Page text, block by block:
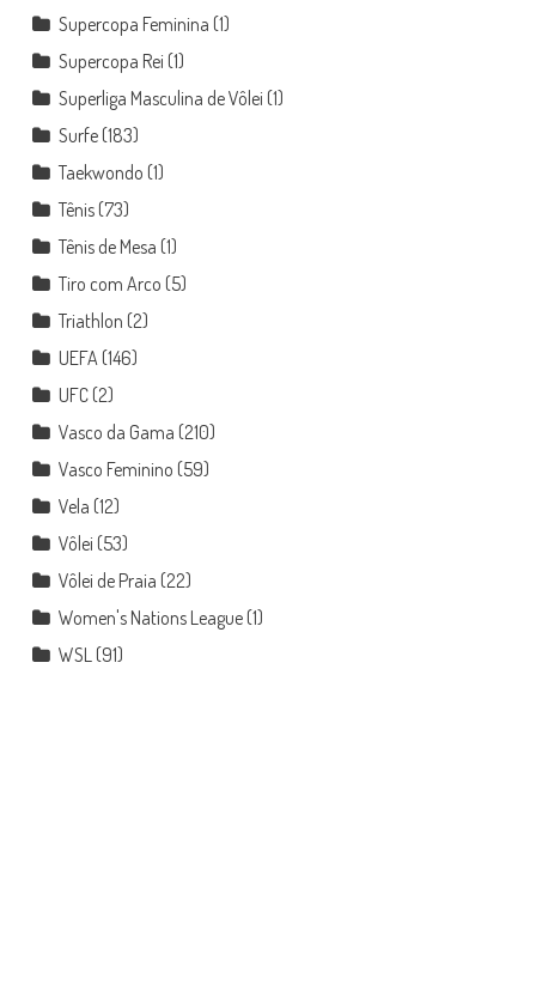
Supercopa Feminina (1)
Supercopa Rei (1)
Superliga Masculina de Vôlei (1)
Surfe(183)
Taekwondo (1)
Tênis(73)
Tênis de Mesa (1)
Tiro com Arco (5)
Triathlon (2)
UEFA (146)
UFC(2)
Vasco da Gama (210)
Vasco Feminino (59)
Vela (12)
Vôlei (53)
Vôlei de Praia (22)
Women's Nations League(1)
WSL (91)